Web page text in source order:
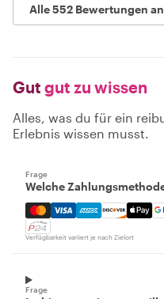
Alle 552 Bewertungen
Gut gut zu wissen
Alles, was du für ein
Erlebnis wissen musst.
Frage
Welche
Mastercard, Visa,
Verfügbarkeit variiert je nach Zielort
Frage